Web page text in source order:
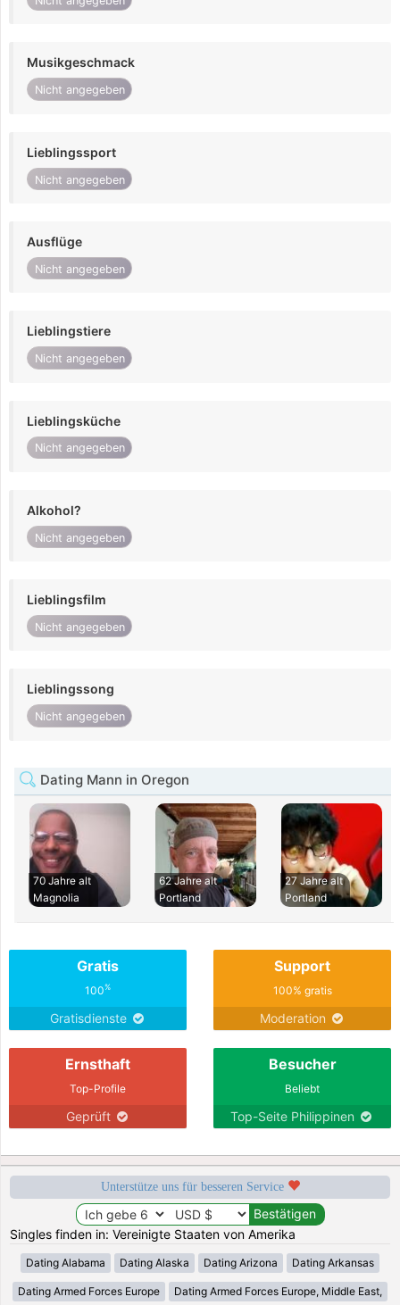
Musikgeschmack
Nicht angegeben
Lieblingssport
Nicht angegeben
Ausflüge
Nicht angegeben
Lieblingstiere
Nicht angegeben
Lieblingsküche
Nicht angegeben
Alkohol?
Nicht angegeben
Lieblingsfilm
Nicht angegeben
Lieblingssong
Nicht angegeben
Dating Mann in Oregon
70 Jahre alt
Magnolia
62 Jahre alt
Portland
27 Jahre alt
Portland
Gratis
100%
Gratisdienste
Support
100% gratis
Moderation
Ernsthaft
Top-Profile
Geprüft
Besucher
Beliebt
Top-Seite Philippinen
Unterstütze uns für besseren Service
Singles finden in: Vereinigte Staaten von Amerika
Dating Alabama Dating Alaska Dating Arizona Dating Arkansas
Dating Armed Forces Europe Dating Armed Forces Europe, Middle East,